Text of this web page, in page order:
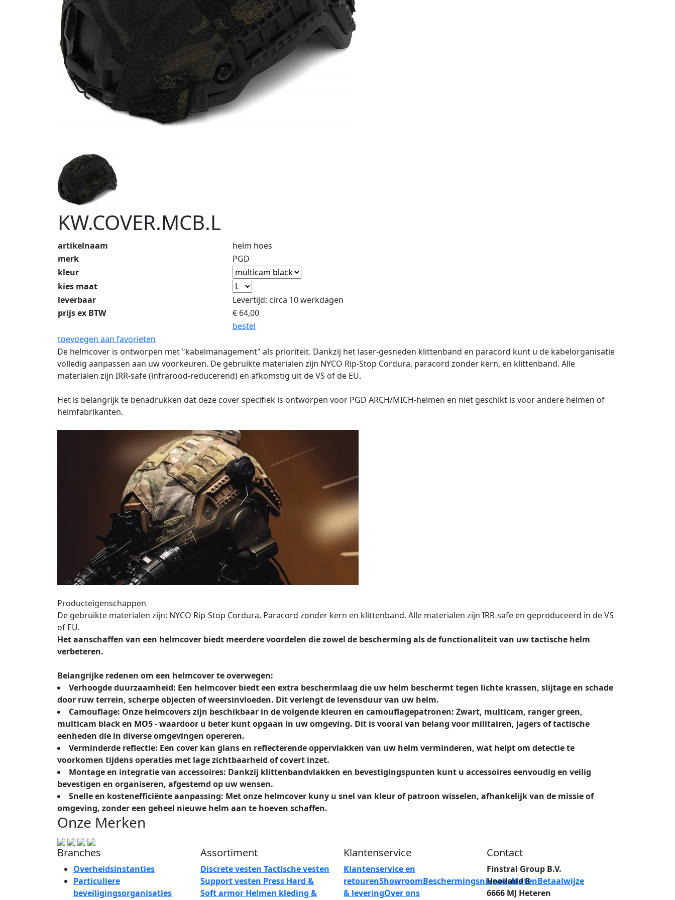
KW.COVER.MCB.L
artikelnaam
helm hoes
merk
PGD
kleur
kies maat
leverbaar
Levertijd: circa 10 werkdagen
prijs ex BTW
€ 64,00
bestel
toevoegen aan favorieten
De helmcover is ontworpen met "kabelmanagement" als prioriteit. Dankzij het laser-gesneden klittenband en paracord kunt u de kabelorganisatie
volledig aanpassen aan uw voorkeuren. De gebruikte materialen zijn NYCO Rip-Stop Cordura, paracord zonder kern, en klittenband. Alle
materialen zijn IRR-safe (infrarood-reducerend) en afkomstig uit de VS of de EU.
Het is belangrijk te benadrukken dat deze cover specifiek is ontworpen voor PGD ARCH/MICH-helmen en niet geschikt is voor andere helmen of
helmfabrikanten.
Producteigenschappen
De gebruikte materialen zijn: NYCO Rip-Stop Cordura. Paracord zonder kern en klittenband. Alle materialen zijn IRR-safe en geproduceerd in de VS
of EU.
Het aanschaffen van een helmcover biedt meerdere voordelen die zowel de bescherming als de functionaliteit van uw tactische helm
verbeteren.
Belangrijke redenen om een helmcover te overwegen:
Verhoogde duurzaamheid: Een helmcover biedt een extra beschermlaag die uw helm beschermt tegen lichte krassen, slijtage en schade
door ruw terrein, scherpe objecten of weersinvloeden. Dit verlengt de levensduur van uw helm.
Camouflage: Onze helmcovers zijn beschikbaar in de volgende kleuren en camouflagepatronen: Zwart, multicam, ranger green,
multicam black en MO5 - waardoor u beter kunt opgaan in uw omgeving. Dit is vooral van belang voor militairen, jagers of tactische
eenheden die in diverse omgevingen opereren.
Verminderde reflectie: Een cover kan glans en reflecterende oppervlakken van uw helm verminderen, wat helpt om detectie te
voorkomen tijdens operaties met lage zichtbaarheid of covert inzet.
Montage en integratie van accessoires: Dankzij klittenbandvlakken en bevestigingspunten kunt u accessoires eenvoudig en veilig
bevestigen en organiseren, afgestemd op uw wensen.
Snelle en kostenefficiënte aanpassing: Met onze helmcover kuny u snel van kleur of patroon wisselen, afhankelijk van de missie of
omgeving, zonder een geheel nieuwe helm aan te hoeven schaffen.
Onze Merken
Branches
Overheidsinstanties
Particuliere
beveiligingsorganisaties
Assortiment
Discrete vesten Tactische vesten
Support vesten Press Hard &
Soft armor Helmen kleding &
Klantenservice
Klantenservice en
retourenShowroomBeschermingsniveausMatenBetaalwijze
& leveringOver ons
Contact
Finstral Group B.V.
Hooiland 8
6666 MJ Heteren